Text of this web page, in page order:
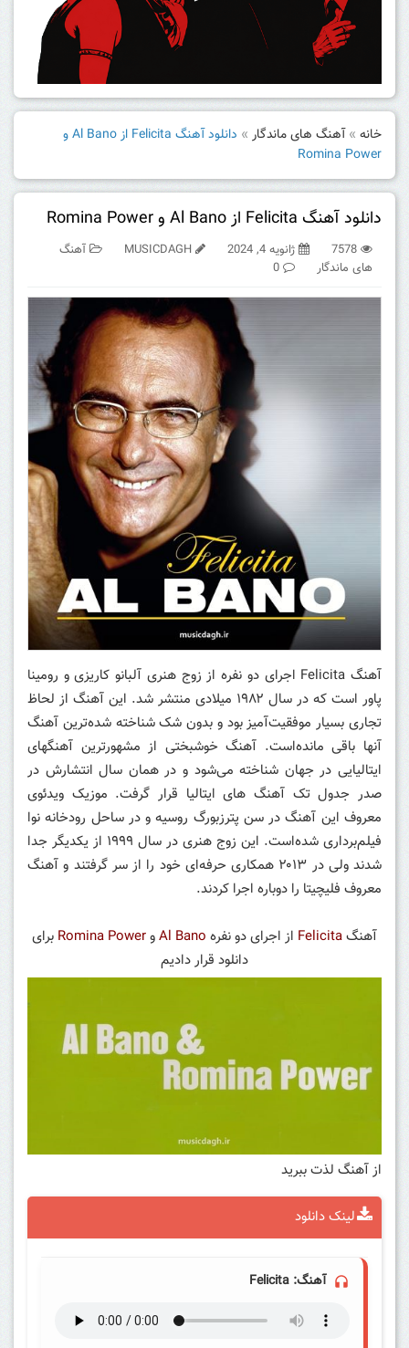
خانه »آهنگ های ماندگار »
دانلود آهنگ Felicita از Al Bano و
Romina Power
دانلود آهنگ Felicita از Al Bano و Romina Power
7578 ژانویه 4, 2024 MUSICDAGH
آهنگ
های ماندگار
0
آهنگ Felicita اجرای دو نفره از زوج هنری آلبانو کاریزی و رومینا
پاور است که در سال ۱۹۸۲ میلادی منتشر شد. این آهنگ از لحاظ
تجاری بسیار موفقیت‌آمیز بود و بدون شک شناخته شده‌ترین آهنگ
آنها باقی مانده‌است. آهنگ خوشبختی از مشهورترین آهنگهای
ایتالیایی در جهان شناخته می‌شود و در همان سال انتشارش در
صدر جدول تک آهنگ های ایتالیا قرار گرفت. موزیک ویدئوی
معروف این آهنگ در سن پترزبورگ روسیه و در ساحل رودخانه نوا
فیلم‌برداری شده‌است. این زوج هنری در سال ۱۹۹۹ از یکدیگر جدا
شدند ولی در ۲۰۱۳ همکاری حرفه‌ای خود را از سر گرفتند و آهنگ
معروف فلیچیتا را دوباره اجرا کردند.
آهنگFelicita از اجرای دو نفره Al BanoوRomina Power برای
دانلود قرار دادیم
از آهنگ لذت ببرید
لینک دانلود
آهنگ: Felicita